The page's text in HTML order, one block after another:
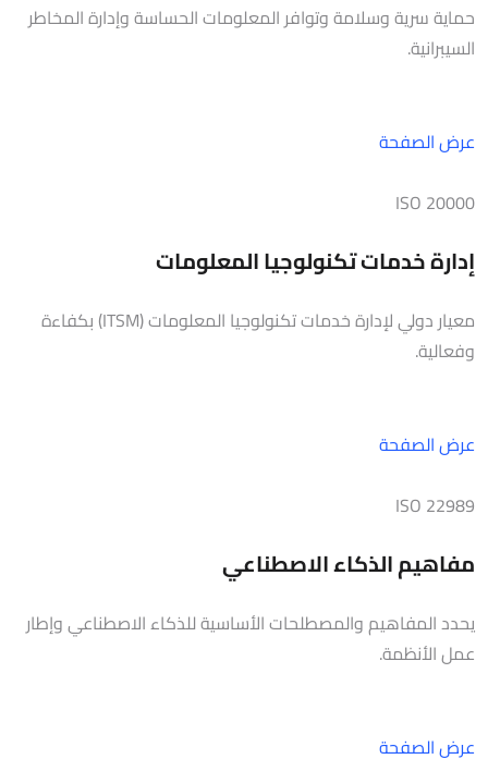
حماية سرية وسلامة وتوافر المعلومات الحساسة وإدارة المخاطر
السيبرانية.
عرض الصفحة
ISO 20000
إدارة خدمات تكنولوجيا المعلومات
معيار دولي لإدارة خدمات تكنولوجيا المعلومات (ITSM) بكفاءة
وفعالية.
عرض الصفحة
ISO 22989
مفاهيم الذكاء الاصطناعي
يحدد المفاهيم والمصطلحات الأساسية للذكاء الاصطناعي وإطار
عمل الأنظمة.
عرض الصفحة